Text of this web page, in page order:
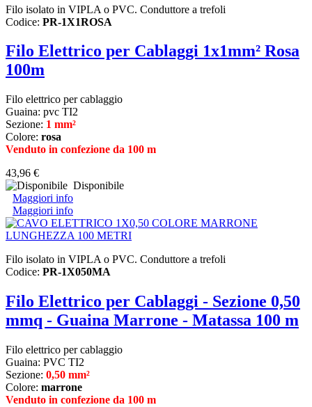
Filo isolato in VIPLA o PVC. Conduttore a trefoli
Codice: PR-1X1ROSA
Filo Elettrico per Cablaggi 1x1mm² Rosa
100m
Filo elettrico per cablaggio
Guaina: pvc TI2
Sezione: 1 mm²
Colore: rosa
Venduto in confezione da 100 m
43,96 €
Disponibile
Maggiori info
Maggiori info
Filo isolato in VIPLA o PVC. Conduttore a trefoli
Codice: PR-1X050MA
Filo Elettrico per Cablaggi - Sezione 0,50
mmq - Guaina Marrone - Matassa 100 m
Filo elettrico per cablaggio
Guaina: PVC TI2
Sezione: 0,50 mm²
Colore: marrone
Venduto in confezione da 100 m